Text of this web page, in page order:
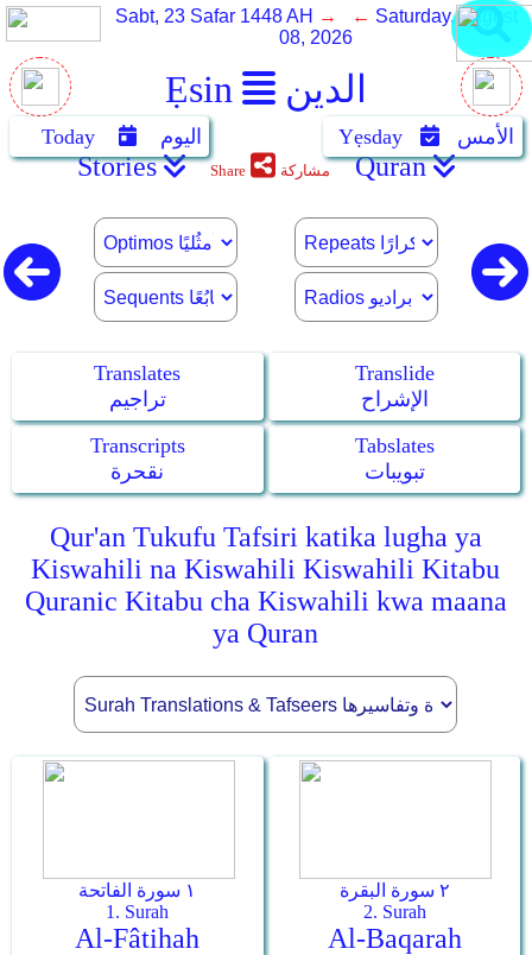
Ẹsin الدين
Sabt, 23 Safar 1448 AH → ← Saturday, August
08, 2026
Today اليوم Yẹsday الأمس
Stories Share مشاركة Quran
Translates
تراجيم
Translide
الإشراح
Transcripts
نقحرة
Tabslates
تبويبات
Qur'an Tukufu Tafsiri katika lugha ya
Kiswahili na Kiswahili Kiswahili Kitabu
Quranic Kitabu cha Kiswahili kwa maana
ya Quran
١ سورة الفاتحة
1. Surah
Al-Fâtihah
٢ سورة البقرة
2. Surah
Al-Baqarah